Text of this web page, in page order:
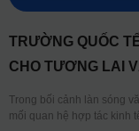
TRƯỜNG QUỐC
CHO TƯƠNG LAI
Trong bối cảnh làn sóng
mối quan hệ hợp tác kinh